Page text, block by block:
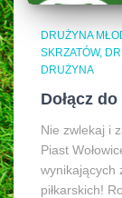
DRUŻYNA
SKRZATÓW
DRUŻYNA
Dołącz
Nie zwlekaj i
Piast
wynikających
piłkarskich!